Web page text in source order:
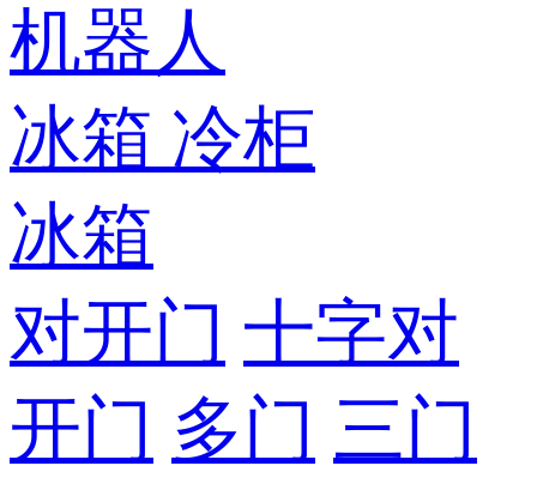
机器人
冰箱 冷柜
冰箱
对开门 十字对
开门 多门 三门